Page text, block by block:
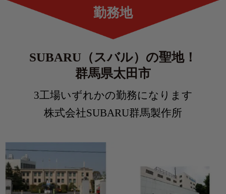
勤務地
SUBARU（スバル）の聖地！
群馬県太田市
3工場いずれかの勤務になります
株式会社SUBARU群馬製作所